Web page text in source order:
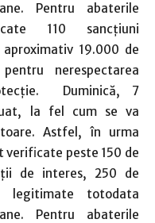
Pentru abaterile
110 sancţiuni
19.000 de
nerespectarea
Duminică, 7
la fel cum se va
Astfel, în urma
peste 150 de
de interes, 250 de
legitimate totodata
Pentru abaterile